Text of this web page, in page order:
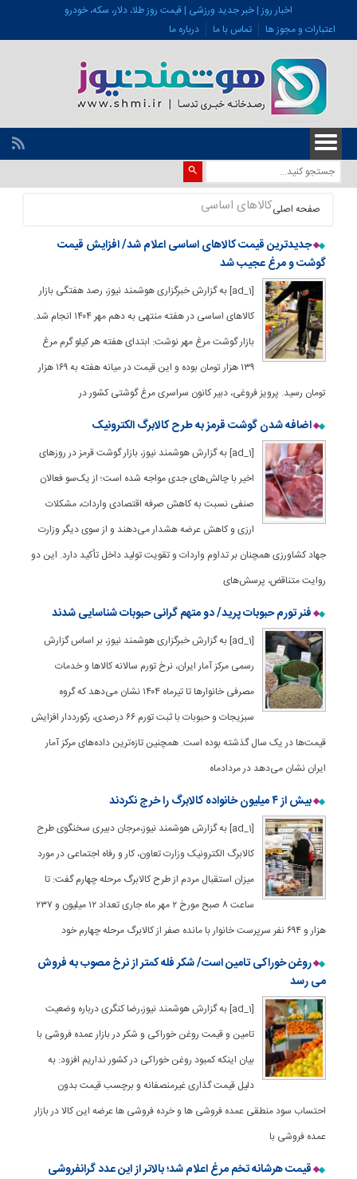
اخبار روز | خبر جدید ورزشی | قیمت روز طلا، دلار، سکه، خودرو
اعتبارات و مجوز ها
تماس با ما درباره ما
صفحه اصلیکالاهای اساسی
جدیدترین قیمت کالاهای اساسی اعلام شد/ افزایش قیمت
گوشت و مرغ عجیب شد
[ad_1] به گزارش خبرگزاری هوشمند نیوز، رصد هفتگی بازار
کالاهای اساسی در هفته منتهی به دهم مهر ۱۴۰۴ انجام شد.
بازار گوشت مرغ مهر نوشت: ابتدای هفته هر کیلو گرم مرغ
۱۳۹ هزار تومان بوده و این قیمت در میانه هفته به ۱۶۹ هزار
تومان رسید. پرویز فروغی، دبیر کانون سراسری مرغ گوشتی کشور در
اضافه شدن گوشت قرمز به طرح کالابرگ الکترونیک
[ad_1] به گزارش هوشمند نیوز، بازار گوشت قرمز در روزهای
اخیر با چالش‌های جدی مواجه شده است؛ از یک‌سو فعالان
صنفی نسبت به کاهش صرفه اقتصادی واردات، مشکلات
ارزی و کاهش عرضه هشدار می‌دهند و از سوی دیگر وزارت
جهاد کشاورزی همچنان بر تداوم واردات و تقویت تولید داخل تأکید دارد. این دو
روایت متناقض، پرسش‌های
فنر تورم حبوبات پرید/ دو متهم گرانی حبوبات شناسایی شدند
[ad_1] به گزارش خبرگزاری هوشمند نیوز، بر اساس گزارش
رسمی مرکز آمار ایران، نرخ تورم سالانه کالاها و خدمات
مصرفی خانوارها تا تیرماه ۱۴۰۴ نشان می‌دهد که گروه
سبزیجات و حبوبات با ثبت تورم ۶۶ درصدی، رکورددار افزایش
قیمت‌ها در یک سال گذشته بوده است. همچنین تازه‌ترین داده‌های مرکز آمار
ایران نشان می‌دهد در مردادماه
بیش از ۴ میلیون خانواده کالابرگ را خرج نکردند
[ad_1] به گزارش هوشمند نیوز،مرجان دبیری سخنگوی طرح
کالابرگ الکترونیک وزارت تعاون، کار و رفاه اجتماعی در مورد
میزان استقبال مردم از طرح کالابرگ مرحله چهارم گفت: تا
ساعت ۸ صبح مورخ ۲ مهر ماه جاری تعداد ۱۲ میلیون و ۲۳۷
هزار و ۶۹۴ نفر سرپرست خانوار با مانده صفر از کالابرگ مرحله چهارم خود
روغن خوراکی تامین است/ شکر فله کمتر از نرخ مصوب به فروش
می رسد
[ad_1] به گزارش هوشمند نیوز،رضا کنگری درباره وضعیت
تامین و قیمت روغن خوراکی و شکر در بازار عمده فروشی با
بیان اینکه کمبود روغن خوراکی در کشور نداریم افزود: به
دلیل قیمت‌ گذاری غیرمنصفانه و برچسب قیمت بدون
احتساب سود منطقی عمده فروشی ها و خرده فروشی ها عرضه این کالا در بازار
عمده فروشی با
قیمت هرشانه تخم مرغ اعلام شد؛ بالاتر از این عدد گرانفروشی